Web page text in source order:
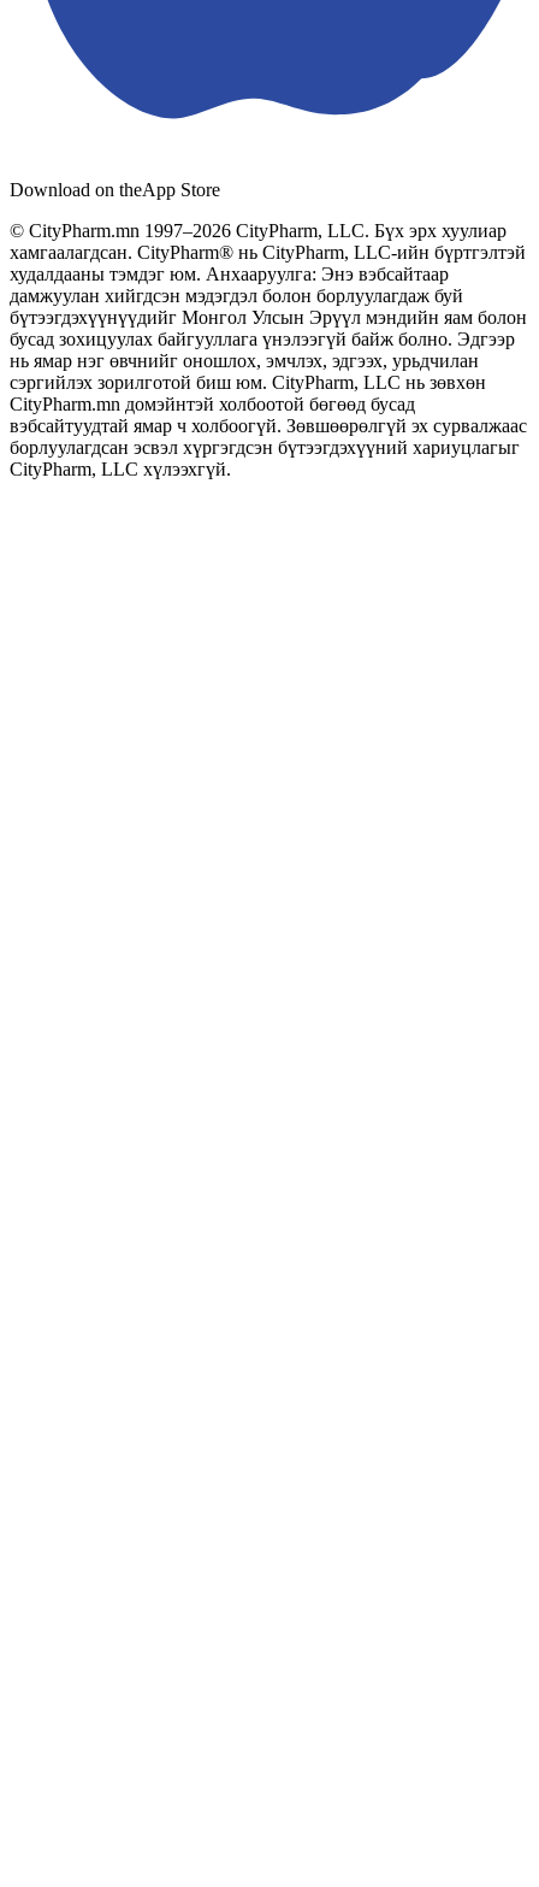
Download on theApp Store
© CityPharm.mn 1997–2026 CityPharm, LLC. Бүх эрх хуулиар
хамгаалагдсан. CityPharm® нь CityPharm, LLC-ийн бүртгэлтэй
худалдааны тэмдэг юм. Анхааруулга: Энэ вэбсайтаар
дамжуулан хийгдсэн мэдэгдэл болон борлуулагдаж буй
бүтээгдэхүүнүүдийг Монгол Улсын Эрүүл мэндийн яам болон
бусад зохицуулах байгууллага үнэлээгүй байж болно. Эдгээр
нь ямар нэг өвчнийг оношлох, эмчлэх, эдгээх, урьдчилан
сэргийлэх зорилготой биш юм. CityPharm, LLC нь зөвхөн
CityPharm.mn домэйнтэй холбоотой бөгөөд бусад
вэбсайтуудтай ямар ч холбоогүй. Зөвшөөрөлгүй эх сурвалжаас
борлуулагдсан эсвэл хүргэгдсэн бүтээгдэхүүний хариуцлагыг
CityPharm, LLC хүлээхгүй.